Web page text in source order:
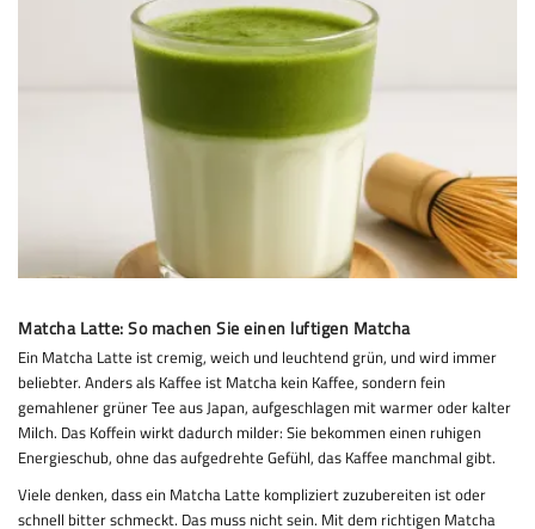
Matcha Latte: So machen Sie einen luftigen Matcha
Ein Matcha Latte ist cremig, weich und leuchtend grün, und wird immer
beliebter. Anders als Kaffee ist Matcha kein Kaffee, sondern fein
gemahlener grüner Tee aus Japan, aufgeschlagen mit warmer oder kalter
Milch. Das Koffein wirkt dadurch milder: Sie bekommen einen ruhigen
Energieschub, ohne das aufgedrehte Gefühl, das Kaffee manchmal gibt.
Viele denken, dass ein Matcha Latte kompliziert zuzubereiten ist oder
schnell bitter schmeckt. Das muss nicht sein. Mit dem richtigen Matcha